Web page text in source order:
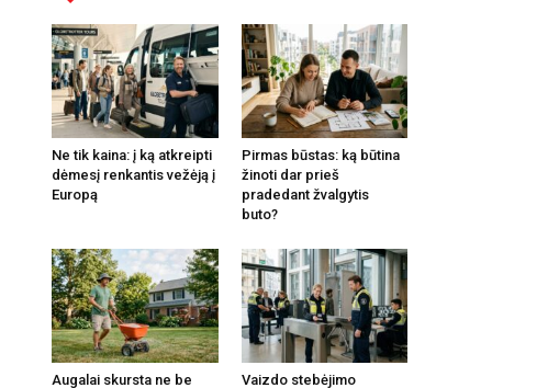
Ne tik kaina: į ką atkreipti
dėmesį renkantis vežėją į
Europą
Pirmas būstas: ką būtina
žinoti dar prieš
pradedant žvalgytis
buto?
Augalai skursta ne be
Vaizdo stebėjimo